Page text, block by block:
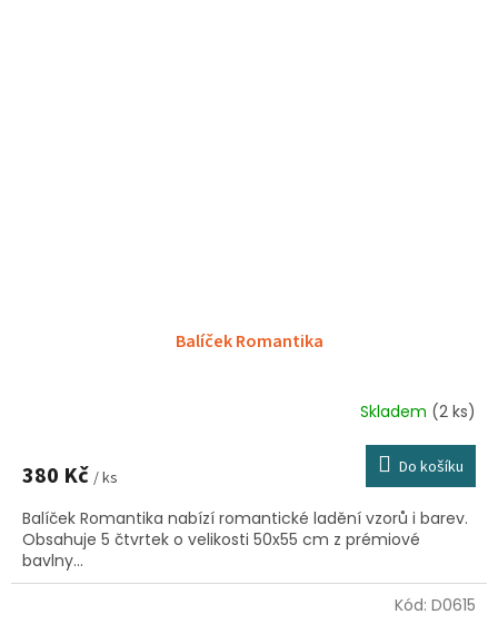
Balíček Romantika
Skladem (2 ks)
380 Kč / ks Do košíku
Balíček Romantika nabízí romantické ladění vzorů i barev.
Obsahuje 5 čtvrtek o velikosti 50x55 cm z prémiové
bavlny...
Kód: D0615